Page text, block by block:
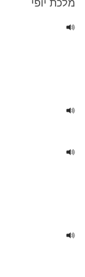
מלכת יופי